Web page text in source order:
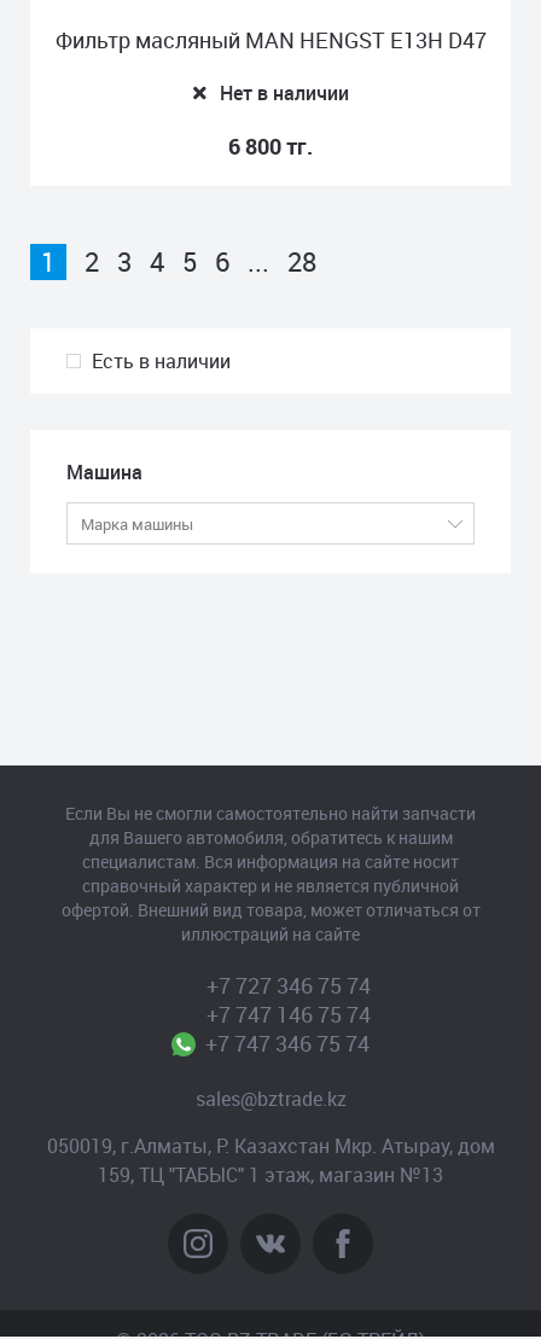
Есть в наличии
Машина
Фильтр масляный MAN HENGST E13H D47
Нет в наличии
6 800 тг.
1 2 3 4 5 6 ... 28
+7 727 346 75 74
+7 747 146 75 74
+7 747 346 75 74
sales@bztrade.kz
050019, г.Алматы, Р. Казахстан Мкр. Атырау, дом
159, ТЦ "ТАБЫС" 1 этаж, магазин №13
Если Вы не смогли самостоятельно найти запчасти
для Вашего автомобиля, обратитесь к нашим
специалистам. Вся информация на сайте носит
справочный характер и не является публичной
офертой. Внешний вид товара, может отличаться от
иллюстраций на сайте